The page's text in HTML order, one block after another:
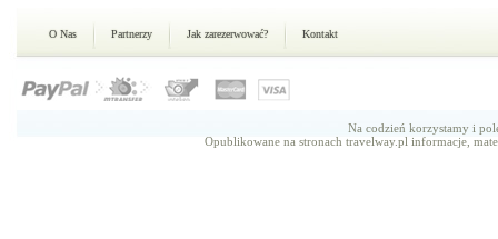
O Nas Partnerzy Jak zarezerwować? Kontakt
Na codzień korzystamy i
Opublikowane na stronach travelway.pl informacje,